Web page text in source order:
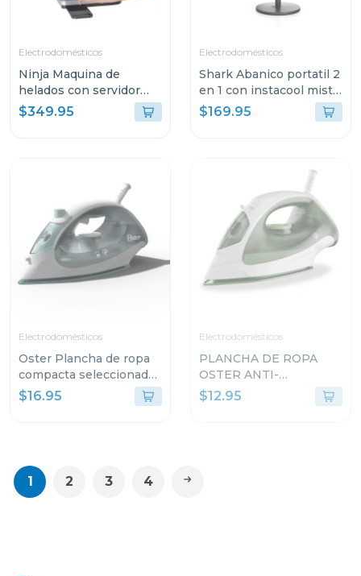
Electrodomésticos
Ninja Maquina de
helados con servidor
swirl by creami 701
$349.95
Electrodomésticos
Shark Abanico portatil 2
en 1 con instacool mist
flexbreeze fa222
$169.95
Electrodomésticos
Oster Plancha de ropa
compacta seleccionador
de tela 5002
$16.95
Electrodomésticos
PLANCHA DE ROPA
OSTER ANTI-
ADHERENTE LIGERA
GCSTBS380
$12.95
1 2 3 4